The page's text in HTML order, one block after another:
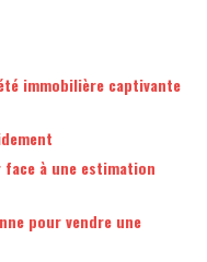
immobilière captivante
à une estimation
pour vendre une